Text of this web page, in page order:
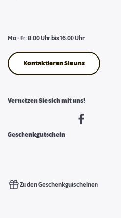
Mo - Fr: 8.00 Uhr bis 16.00 Uhr
Kontaktieren Sie uns
Vernetzen Sie sich mit uns!
Geschenkgutschein
Zu den Geschenkgutscheinen